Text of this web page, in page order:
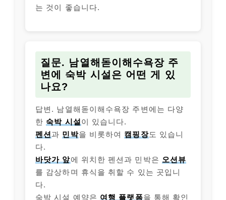
는 것이 좋습니다.
질문. 남열해돋이해수욕장 주
변에 숙박 시설은 어떤 게 있
나요?
답변. 남열해돋이해수욕장 주변에는 다양
한 숙박 시설이 있습니다.
펜션과 민박을 비롯하여 캠핑장도 있습니
다.
바닷가 앞에 위치한 펜션과 민박은 오션뷰
를 감상하며 휴식을 취할 수 있는 곳입니
다.
숙박 시설 예약은 여행 플랫폼을 통해 확인